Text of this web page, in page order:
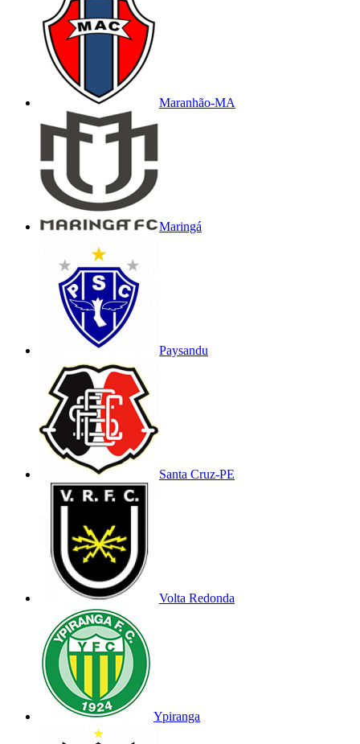
Maranhão-MA
Maringá
Paysandu
Santa Cruz-PE
Volta Redonda
Ypiranga